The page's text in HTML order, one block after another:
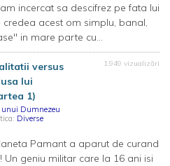
incercat sa descifrez pe fata lui
credea acest om simplu, banal,
in mare parte cu...
versus
lui
1)
Dumnezeu
Diverse
1.949 vizualizări
Pamant a aparut de curand
Un geniu militar care la 16 ani isi